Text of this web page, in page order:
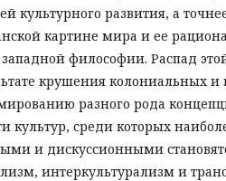
культурного развития, а
картине мира и ее
философии. Распад
крушения колониальных
разного рода
культур, среди которых
и дискуссионными
интеркультурализм и